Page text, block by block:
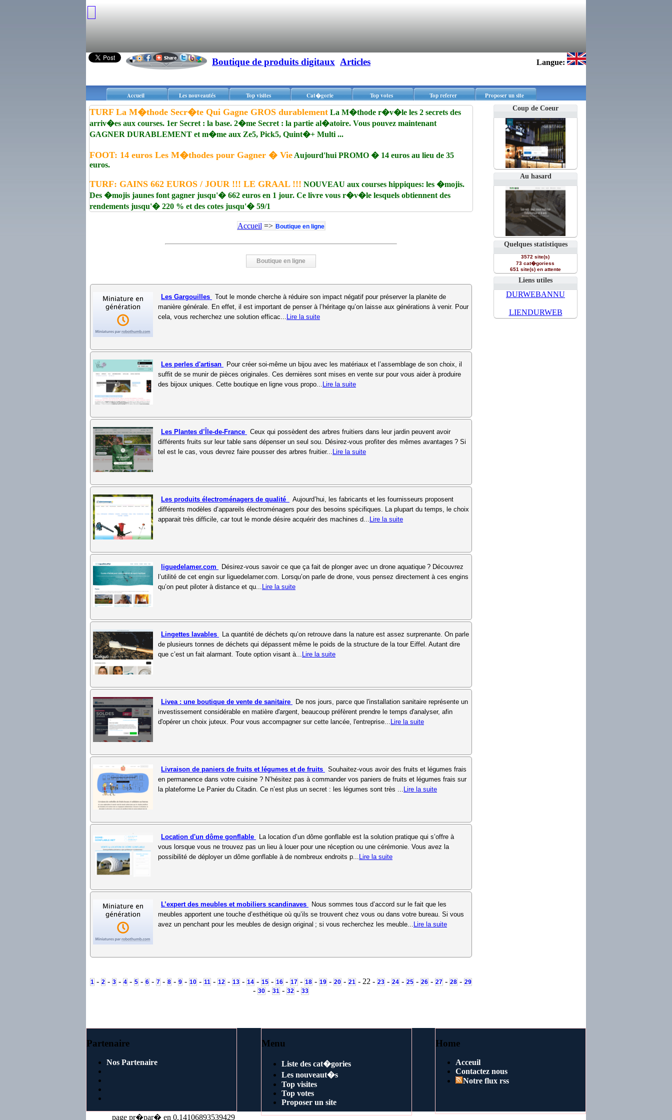
Boutique de produits digitaux Articles Langue:
Accueil Les nouveautés Top visites Cat�gorie Top votes Top referer Proposer un site
Coup de Coeur
Au hasard
Quelques statistiques
3572 site(s)
73 cat�goriess
651 site(s) en attente
Liens utiles
DURWEBANNU
LIENDURWEB
TURF La M�thode Secr�te Qui Gagne GROS durablement La M�thode r�v�le les 2 secrets des
arriv�es aux courses. 1er Secret : la base. 2�me Secret : la partie al�atoire. Vous pouvez maintenant
GAGNER DURABLEMENT et m�me aux Ze5, Pick5, Quint�+ Multi ...
FOOT: 14 euros Les M�thodes pour Gagner � Vie Aujourd'hui PROMO � 14 euros au lieu de 35
euros.
TURF: GAINS 662 EUROS / JOUR !!! LE GRAAL !!! NOUVEAU aux courses hippiques: les �mojis.
Des �mojis jaunes font gagner jusqu'� 662 euros en 1 jour. Ce livre vous r�v�le lesquels obtiennent des
rendements jusqu'� 220 % et des cotes jusqu'� 59/1
Accueil => Boutique en ligne
Boutique en ligne
Les Gargouilles
Tout le monde cherche à réduire son impact négatif pour préserver la planète de
manière générale. En effet, il est important de penser à l’héritage qu’on laisse aux générations à venir. Pour
cela, vous recherchez une solution efficac... Lire la suite
Les perles d'artisan
Pour créer soi-même un bijou avec les matériaux et l’assemblage de son choix, il
suffit de se munir de pièces originales. Ces dernières sont mises en vente sur pour vous aider à produire
des bijoux uniques. Cette boutique en ligne vous propo... Lire la suite
Les Plantes d’Île-de-France
Ceux qui possèdent des arbres fruitiers dans leur jardin peuvent avoir
différents fruits sur leur table sans dépenser un seul sou. Désirez-vous profiter des mêmes avantages ? Si
tel est le cas, vous devrez faire pousser des arbres fruitier... Lire la suite
Les produits électroménagers de qualité
Aujourd’hui, les fabricants et les fournisseurs proposent
différents modèles d’appareils électroménagers pour des besoins spécifiques. La plupart du temps, le choix
apparait très difficile, car tout le monde désire acquérir des machines d... Lire la suite
liguedelamer.com
Désirez-vous savoir ce que ça fait de plonger avec un drone aquatique ? Découvrez
l’utilité de cet engin sur liguedelamer.com. Lorsqu’on parle de drone, vous pensez directement à ces engins
qu’on peut piloter à distance et qu... Lire la suite
Lingettes lavables
La quantité de déchets qu’on retrouve dans la nature est assez surprenante. On parle
de plusieurs tonnes de déchets qui dépassent même le poids de la structure de la tour Eiffel. Autant dire
que c’est un fait alarmant. Toute option visant à... Lire la suite
Livea : une boutique de vente de sanitaire
De nos jours, parce que l'installation sanitaire représente un
investissement considérable en matière d'argent, beaucoup préfèrent prendre le temps d'analyser, afin
d'opérer un choix juteux. Pour vous accompagner sur cette lancée, l'entreprise... Lire la suite
Livraison de paniers de fruits et légumes et de fruits
Souhaitez-vous avoir des fruits et légumes frais
en permanence dans votre cuisine ? N’hésitez pas à commander vos paniers de fruits et légumes frais sur
la plateforme Le Panier du Citadin. Ce n’est plus un secret : les légumes sont très ... Lire la suite
Location d'un dôme gonflable
La location d’un dôme gonflable est la solution pratique qui s’offre à
vous lorsque vous ne trouvez pas un lieu à louer pour une réception ou une cérémonie. Vous avez la
possibilité de déployer un dôme gonflable à de nombreux endroits p... Lire la suite
L’expert des meubles et mobiliers scandinaves
Nous sommes tous d’accord sur le fait que les
meubles apportent une touche d’esthétique où qu’ils se trouvent chez vous ou dans votre bureau. Si vous
avez un penchant pour les meubles de design original ; si vous recherchez les meuble... Lire la suite
1 - 2 - 3 - 4 - 5 - 6 - 7 - 8 - 9 - 10 - 11 - 12 - 13 - 14 - 15 - 16 - 17 - 18 - 19 - 20 - 21 - 22 - 23 - 24 - 25 - 26 - 27 - 28 - 29
- 30 - 31 - 32 - 33
Home
Acceuil
Contactez nous
Notre flux rss
Menu
Liste des cat�gories
Les nouveaut�s
Top visites
Top votes
Proposer un site
Partenaire
Nos Partenaire
page pr�par� en 0.14106893539429